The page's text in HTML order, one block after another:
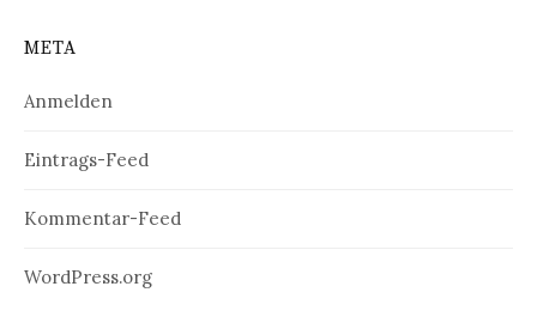
META
Anmelden
Eintrags-Feed
Kommentar-Feed
WordPress.org